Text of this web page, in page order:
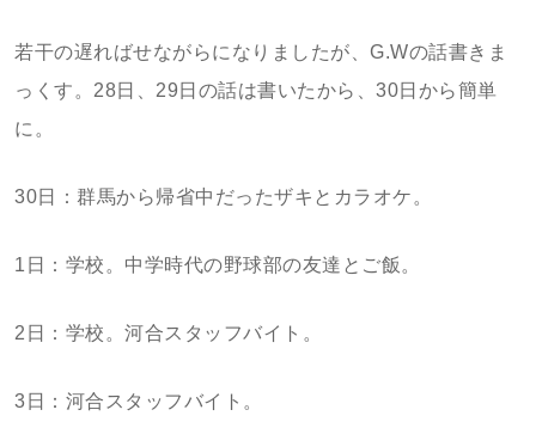
若干の遅ればせながらになりましたが、G.Wの話書きま
っくす。28日、29日の話は書いたから、30日から簡単
に。
30日：群馬から帰省中だったザキとカラオケ。
1日：学校。中学時代の野球部の友達とご飯。
2日：学校。河合スタッフバイト。
3日：河合スタッフバイト。